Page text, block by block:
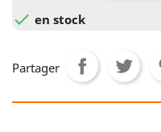
 en stock
Partager